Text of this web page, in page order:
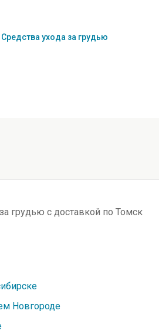
Средства ухода за грудью
грудью с доставкой по Томск
Новгороде